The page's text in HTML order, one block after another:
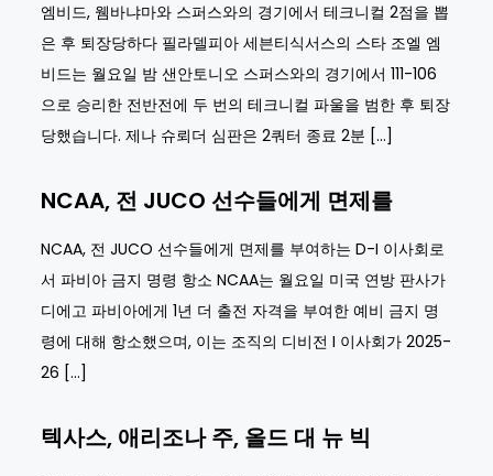
엠비드, 웸바냐마와 스퍼스와의 경기에서 테크니컬 2점을 뽑
은 후 퇴장당하다 필라델피아 세븐티식서스의 스타 조엘 엠
비드는 월요일 밤 샌안토니오 스퍼스와의 경기에서 111-106
으로 승리한 전반전에 두 번의 테크니컬 파울을 범한 후 퇴장
당했습니다. 제나 슈뢰더 심판은 2쿼터 종료 2분 […]
NCAA, 전 JUCO 선수들에게 면제를
NCAA, 전 JUCO 선수들에게 면제를 부여하는 D-I 이사회로
서 파비아 금지 명령 항소 NCAA는 월요일 미국 연방 판사가
디에고 파비아에게 1년 더 출전 자격을 부여한 예비 금지 명
령에 대해 항소했으며, 이는 조직의 디비전 I 이사회가 2025-
26 […]
텍사스, 애리조나 주, 올드 대 뉴 빅